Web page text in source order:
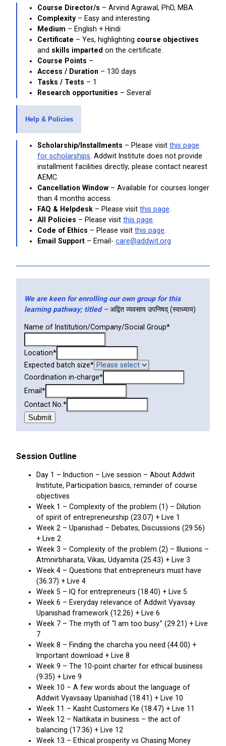
Course Director/s – Arvind Agrawal, PhD, MBA
Complexity – Easy and interesting
Medium – English + Hindi
Certificate – Yes, highlighting course objectives
and skills imparted on the certificate.
Course Points –
Access / Duration – 130 days
Tasks / Tests – 1
Research opportunities – Several
Help & Policies
Scholarship/Installments – Please visit this page
for scholarships . Addwit Institute does not provide
installment facilities directly; please contact nearest
AEMC.
Cancellation Window – Available for courses longer
than 4 months access.
FAQ & Helpdesk – Please visit this page
All Policies – Please visit this page
Code of Ethics – Please visit this page
Email Support – Email- care@addwit.org
We are keen for enrolling our own group for this
learning pathway; titled – अद्वित व्यवसाय उपनिषद् (स्वाध्याय)
Name of Institution/Company/Social Group*
Location*
Expected batch size*
Coordination in-charge*
Email *
Contact No. *
Submit
Session Outline
Day 1 – Induction – Live session – About Addwit
Institute, Participation basics, reminder of course
objectives
Week 1 – Complexity of the problem (1) – Dilution
of spirit of entrepreneurship (23.07) + Live 1
Week 2 – Upanishad – Debates, Discussions (29.56)
+ Live 2
Week 3 – Complexity of the problem (2) – Illusions –
Atmnirbharata, Vikas, Udyamita (25.43) + Live 3
Week 4 – Questions that entrepreneurs must have
(36.37) + Live 4
Week 5 – IQ for entrepreneurs (18.40) + Live 5
Week 6 – Everyday relevance of Addwit Vyavsay
Upanishad framework (12.26) + Live 6
Week 7 – The myth of “I am too busy.” (29.21) + Live
7
Week 8 – Finding the charcha you need (44.00) +
Important download + Live 8
Week 9 – The 10-point charter for ethical business
(9.35) + Live 9
Week 10 – A few words about the language of
Addwit Vyavsaay Upanishad (18.41) + Live 10
Week 11 – Kasht Customers Ke (18.47) + Live 11
Week 12 – Naitikata in business – the act of
balancing (17.36) + Live 12
Week 13 – Ethical prosperity vs Chasing Money